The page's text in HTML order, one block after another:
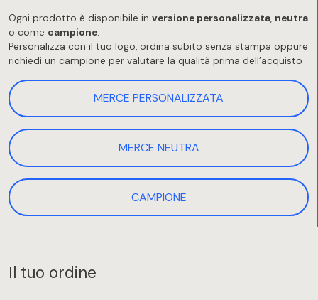
Ogni prodotto è disponibile in versione personalizzata, neutra
o come campione.
Personalizza con il tuo logo, ordina subito senza stampa oppure
richiedi un campione per valutare la qualità prima dell’acquisto
MERCE PERSONALIZZATA
MERCE NEUTRA
CAMPIONE
Il tuo ordine